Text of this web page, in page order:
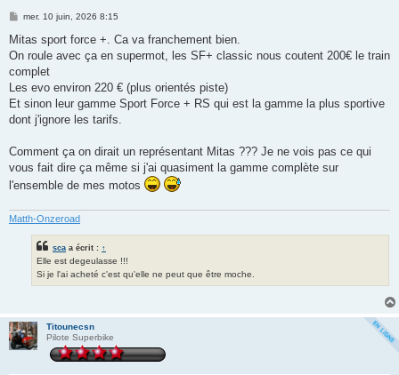
M
s
a
g
mer. 10 juin, 2026 8:15
Mitas sport force +. Ca va franchement bien.
On roule avec ça en supermot, les SF+ classic nous coutent 200€ le train
complet
Les evo environ 220 € (plus orientés piste)
Et sinon leur gamme Sport Force + RS qui est la gamme la plus sportive
dont j'ignore les tarifs.
Comment ça on dirait un représentant Mitas ??? Je ne vois pas ce qui
vous fait dire ça même si j'ai quasiment la gamme complète sur
l'ensemble de mes motos
Matth-Onzeroad
sca a écrit : ↑
Elle est degeulasse !!!
Si je l'ai acheté c'est qu'elle ne peut que être moche.
Titounecsn
Pilote Superbike